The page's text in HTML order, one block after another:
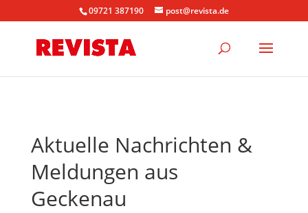
09721 387190 post@revista.de
Aktuelle Nachrichten &
Meldungen aus
Geckenau